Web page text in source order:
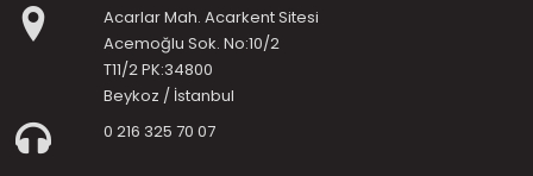
Acarlar Mah. Acarkent Sitesi
Acemoğlu Sok. No:10/2
T11/2 PK:34800
Beykoz / İstanbul
0 216 325 70 07